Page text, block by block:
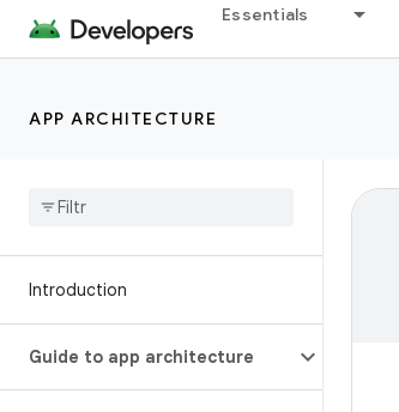
Essentials
APP ARCHITECTURE
Introduction
Guide to app architecture